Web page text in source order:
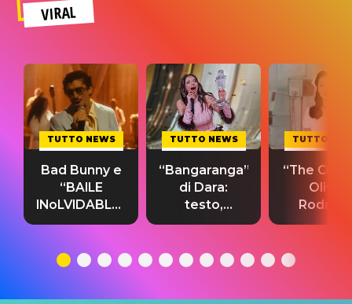
VIRAL
TUTTO NEWS
Bad Bunny e
“BAILE
INoLVIDABLE”:
testo,
significato
TUTTO NEWS
“Bangaranga”
di Dara:
testo,
traduzione e
del singolo
TUTTO
“The
Olivia
testo,